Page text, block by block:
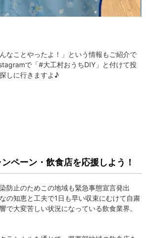
なことやったよ！」という情報もご紹介で
で「#大工村おうちDIY」と付けて投
しに行きますよ♪
ペーン・飲食店を応援しよう！
防止のためこの地域も緊急事態宣言発出
の知恵と工夫で1日も早い収束にむけて自粛
で大変苦しい状況になっている飲食業界。